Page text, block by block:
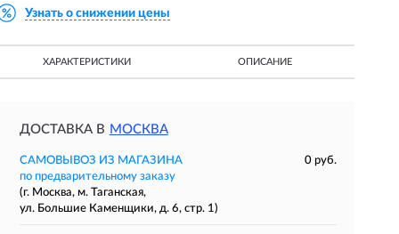
Узнать о снижении цены
ХАРАКТЕРИСТИКИ ОПИСАНИЕ
ДОСТАВКА В МОСКВА
САМОВЫВОЗ ИЗ МАГАЗИНА
0 руб.
по предварительному заказу
(г. Москва, м. Таганская,
ул. Большие Каменщики, д. 6, стр. 1)